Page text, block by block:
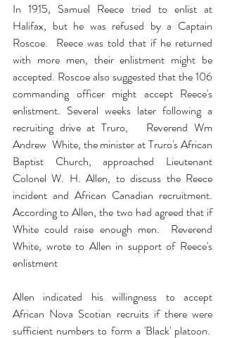
In 1915, Samuel Reece tried to enlist at
Halifax, but he was refused by a Captain
Roscoe.  Reece was told that if he returned
with more men, their enlistment might be
accepted. Roscoe also suggested that the 106
commanding officer might accept Reece's
enlistment. Several weeks later following a
recruiting drive at Truro,   Reverend Wm
Andrew  White, the minister at Truro's African
Baptist Church, approached Lieutenant
Colonel W. H. Allen, to discuss the Reece
incident and African Canadian recruitment.
According to Allen, the two had agreed that if
White could raise enough men.  Reverend
White, wrote to Allen in support of Reece's
enlistment
Allen indicated his willingness to accept
African Nova Scotian recruits if there were
sufficient numbers to form a 'Black' platoon.